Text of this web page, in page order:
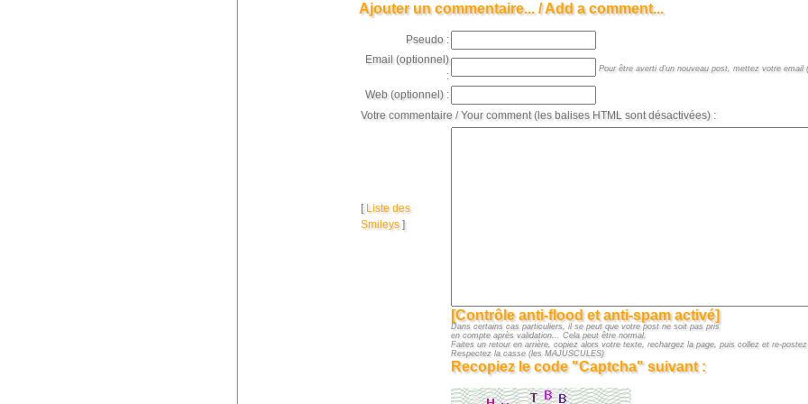
Ajouter un commentaire... / Add a comment...
Pseudo :
Email (optionnel)
:
Pour être averti d'un nouveau post, mettez votre email
Web (optionnel) :
Votre commentaire / Your comment (les balises HTML sont désactivées) :
[ Liste des
Smileys]
[Contrôle anti-flood et anti-spam activé]
Dans certains cas particuliers, il se peut que votre post ne soit pas pris
en compte après validation... Cela peut être normal.
Faites un retour en arrière, copiez alors votre texte, rechargez la page, puis collez et re-
Respectez la casse (les MAJUSCULES)
Recopiez le code "Captcha" suivant :